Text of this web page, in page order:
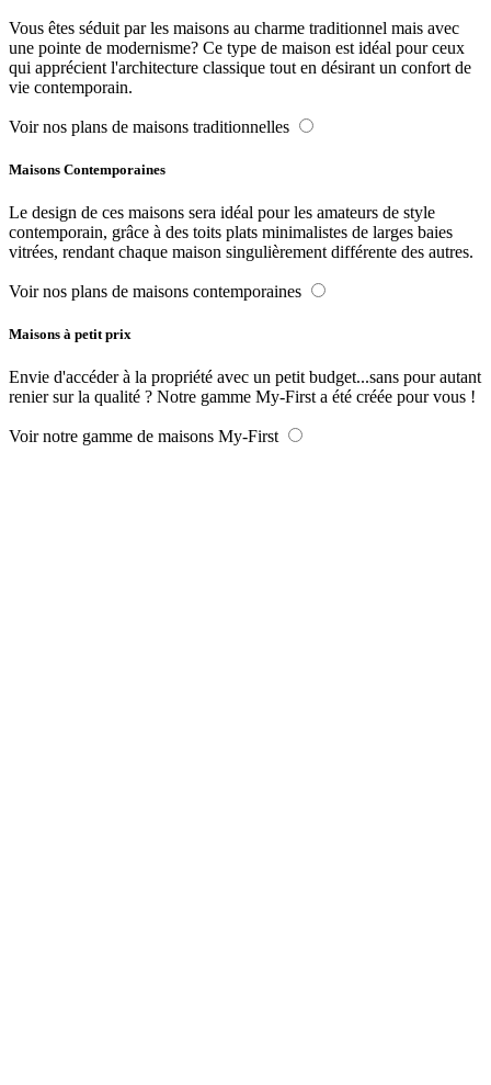
Vous êtes séduit par les maisons au charme traditionnel mais avec
une pointe de modernisme? Ce type de maison est idéal pour ceux
qui apprécient l'architecture classique tout en désirant un confort de
vie contemporain.
Voir nos plans de maisons traditionnelles
Maisons Contemporaines
Le design de ces maisons sera idéal pour les amateurs de style
contemporain, grâce à des toits plats minimalistes de larges baies
vitrées, rendant chaque maison singulièrement différente des autres.
Voir nos plans de maisons contemporaines
Maisons à petit prix
Envie d'accéder à la propriété avec un petit budget...sans pour autant
renier sur la qualité ? Notre gamme My-First a été créée pour vous !
Voir notre gamme de maisons My-First